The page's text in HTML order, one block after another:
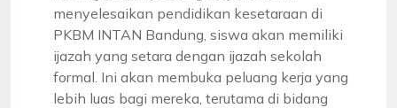
menyelesaikan pendidikan kesetaraan di
PKBM INTAN Bandung, siswa akan memiliki
ijazah yang setara dengan ijazah sekolah
formal. Ini akan membuka peluang kerja yang
lebih luas bagi mereka, terutama di bidang